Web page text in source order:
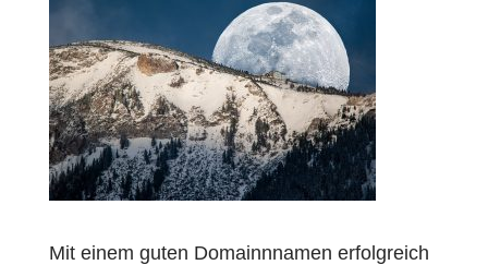
Mit einem guten Domainnnamen erfolgreich